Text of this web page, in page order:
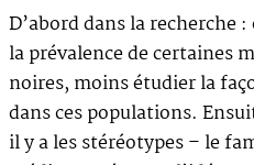
D’abord dans la recherche
la prévalence de certaines
noires, moins étudier la
dans ces populations.
il y a les stéréotypes – le